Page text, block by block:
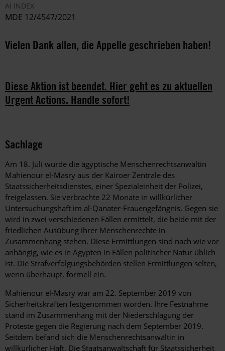
AI INDEX
MDE 12/4547/2021
Vielen Dank allen, die Appelle geschrieben haben!
Diese Aktion ist beendet. Hier geht es zu aktuellen
Urgent Actions. Handle sofort!
Sachlage
Am 18. Juli wurde die ägyptische Menschenrechtsanwältin
Mahienour el-Masry aus der Kairoer Zentrale des
Staatssicherheitsdienstes, einer Spezialeinheit der Polizei,
freigelassen. Sie verbrachte 22 Monate in willkürlicher
Untersuchungshaft im al-Qanater-Frauengefängnis. Gegen sie
wird in zwei verschiedenen Fällen ermittelt, die beide mit der
friedlichen Ausübung ihrer Menschenrechte in
Zusammenhang stehen. Diese Ermittlungen sind nach wie vor
anhängig, wie es in Ägypten in Fällen politischer Natur üblich
ist. Die Strafverfolgungsbehörden stellen Ermittlungen selten,
wenn überhaupt, formell ein.
Mahienour el-Masry war am 22. September 2019 von
Sicherheitskräften festgenommen worden. Ihre Festnahme
stand im Zusammenhang mit der Niederschlagung der
Proteste gegen die Regierung nach dem September 2019.
Seitdem befand sich die Menschenrechtsanwältin in
willkürlicher Haft. Die Staatsanwaltschaft für Staatssicherheit